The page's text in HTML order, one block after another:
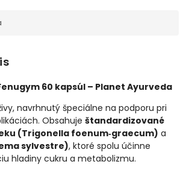
60 kapsúl – Planet Ayurveda
navrhnutý špeciálne na podporu pri
Obsahuje štandardizované
(Trigonella foenum‑graecum) a
sylvestre), ktoré spolu účinne
hladiny cukru a metabolizmu.